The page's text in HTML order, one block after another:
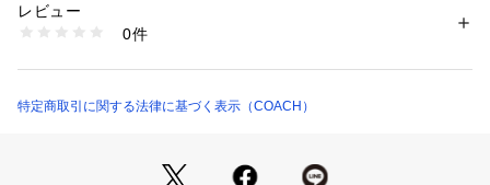
たらしいスタイルを見つけて。
・EVAソール
商品番号：
CBZ76#TN2 （ショップ）
レビュー
0件
特定商取引に関する法律に基づく表示（COACH）